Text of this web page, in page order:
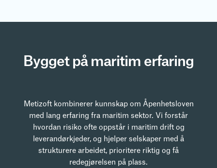
Bygget på maritim erfaring
Metizoft kombinerer kunnskap om Åpenhetsloven
med lang erfaring fra maritim sektor. Vi forstår
hvordan risiko ofte oppstår i maritim drift og
leverandørkjeder, og hjelper selskaper med å
strukturere arbeidet, prioritere riktig og få
redegjørelsen på plass.